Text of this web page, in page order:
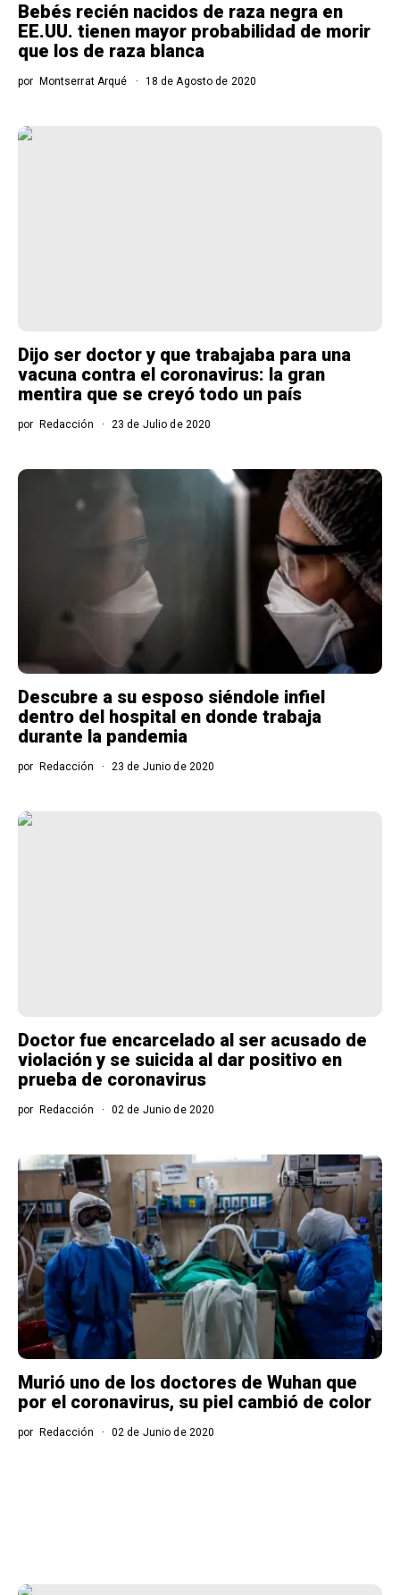
Bebés recién nacidos de raza negra en
EE.UU. tienen mayor probabilidad de morir
que los de raza blanca
por Montserrat Arqué 18 de Agosto de 2020
Dijo ser doctor y que trabajaba para una
vacuna contra el coronavirus: la gran
mentira que se creyó todo un país
por Redacción 23 de Julio de 2020
Descubre a su esposo siéndole infiel
dentro del hospital en donde trabaja
durante la pandemia
por Redacción 23 de Junio de 2020
Doctor fue encarcelado al ser acusado de
violación y se suicida al dar positivo en
prueba de coronavirus
por Redacción 02 de Junio de 2020
Murió uno de los doctores de Wuhan que
por el coronavirus, su piel cambió de color
por Redacción 02 de Junio de 2020